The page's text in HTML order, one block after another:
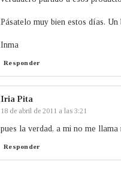
Pásatelo muy bien estos días. Un
Inma
Responder
Iria Pita
18 de abril de 2011 a las 3:21
pues la verdad, a mi no me llama
Responder